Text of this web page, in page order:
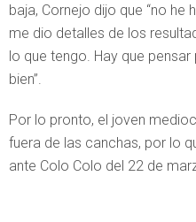
baja, Cornejo dijo que “no
me dio detalles de los
lo que tengo. Hay que
bien”.
Por lo pronto, el joven
fuera de las canchas, por lo
ante Colo Colo del 22 de